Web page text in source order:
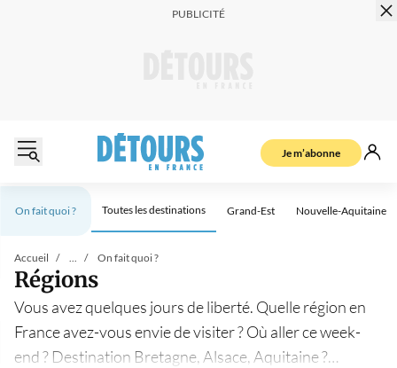
Je m’abonne
On fait quoi ? Toutes les destinations Grand-Est Nouvelle-Aquitaine
Accueil ... On fait quoi ?
Régions
Vous avez quelques jours de liberté. Quelle région en
France avez-vous envie de visiter ? Où aller ce week-
end ? Destination Bretagne, Alsace, Aquitaine ?
Nos articles à la une